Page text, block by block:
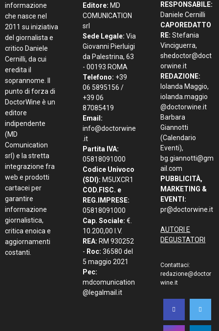
informazione
che nasce nel
2011 su iniziativa
del giornalista e
critico Daniele
Cernilli, da cui
eredita il
soprannome. Il
punto di forza di
DoctorWine è un
editore
indipendente
(MD
Comunication
srl) e la stretta
integrazione fra
web e prodotti
cartacei per
garantire
informazione
giornalistica,
critica enoica e
aggiornamenti
costanti.
Editore: MD
COMUNICATION
srl
Sede Legale: Via
Giovanni Pierluigi
da Palestrina, 63
- 00193 ROMA
Telefono: +39
06 5895156 /
+39 06
87085419
Email:
info@doctorwine
.it
Partita IVA:
05818091000
Codice Univoco
(SDI): M5UXCR1
COD.FISC. e
REG.IMPRESE:
05818091000
Cap. Sociale: €.
10.200,00 I.V.
REA: RM 930252
- Roc: 36580 del
5 maggio 2021
Pec:
mdcomunication
@legalmail.it
RESPONSABILE:
Daniele Cernilli
CAPOREDATTO
RE: Stefania
Vinciguerra,
shedoctor@doct
orwine.it
REDAZIONE:
Iolanda Maggio,
iolanda.maggio
@doctorwine.it
Barbara
Giannotti
(Calendario
Eventi),
bg.giannotti@gm
ail.com
PUBBLICITÀ,
MARKETING &
EVENTI:
pr@doctorwine.it
AUTORI E
DEGUSTATORI
Contattaci:
redazione@doctor
wine.it